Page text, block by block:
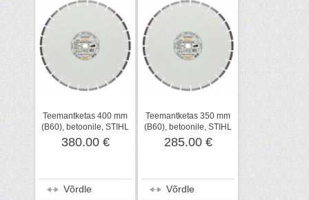
Teemantketas 400 mm
(B60), betoonile, STIHL
380.00 €
Võrdle
Teemantketas 350 mm
(B60), betoonile, STIHL
285.00 €
Võrdle